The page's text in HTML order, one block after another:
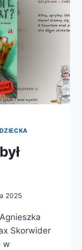
2025
Skorwider
w